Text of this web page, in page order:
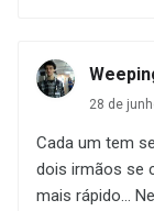
28 de
Cada um tem
dois irmãos se
mais rápido...